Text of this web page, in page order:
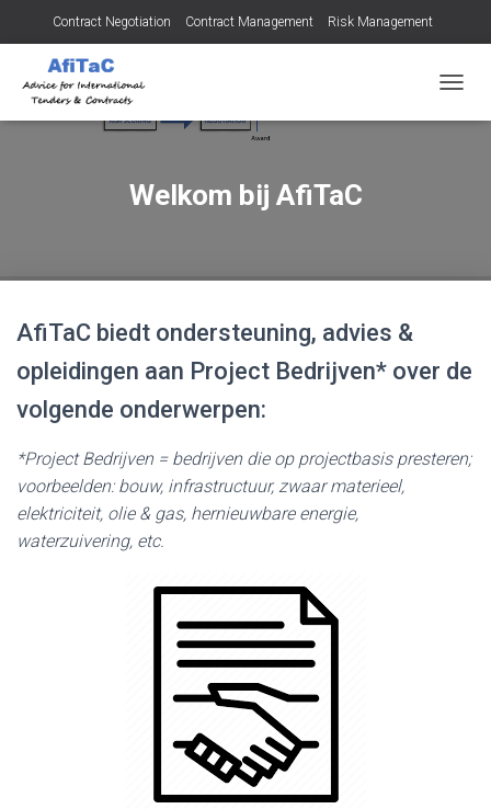
Contract Negotiation Contract Management Risk Management
Tendering for Contracts
O
I
Welkom bij AfiTaC
AfiTaC biedt ondersteuning, advies &
opleidingen aan Project Bedrijven* over de
volgende onderwerpen:
*Project Bedrijven = bedrijven die op projectbasis presteren;
voorbeelden: bouw, infrastructuur, zwaar materieel,
elektriciteit, olie & gas, hernieuwbare energie,
waterzuivering, etc.